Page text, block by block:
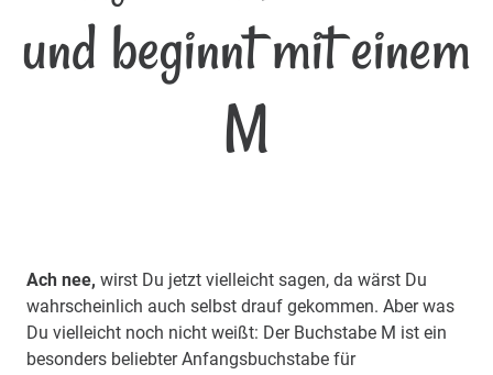
und beginnt mit einem
M
Ach nee, wirst Du jetzt vielleicht sagen, da wärst Du
wahrscheinlich auch selbst drauf gekommen. Aber was
Du vielleicht noch nicht weißt: Der Buchstabe M ist ein
besonders beliebter Anfangsbuchstabe für